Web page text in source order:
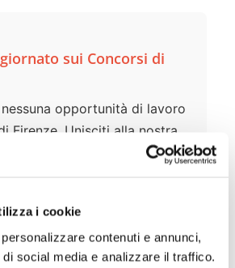
i cookie
contenuti e annunci,
social media e analizzare il traffico.
sui Concorsi di
opportunità di lavoro
Firenze. Unisciti alla nostra
– Confrontati con altri